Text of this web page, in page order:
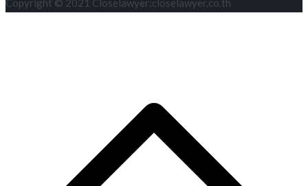
Copyright © 2021 Closelawyer:closelawyer.co.th